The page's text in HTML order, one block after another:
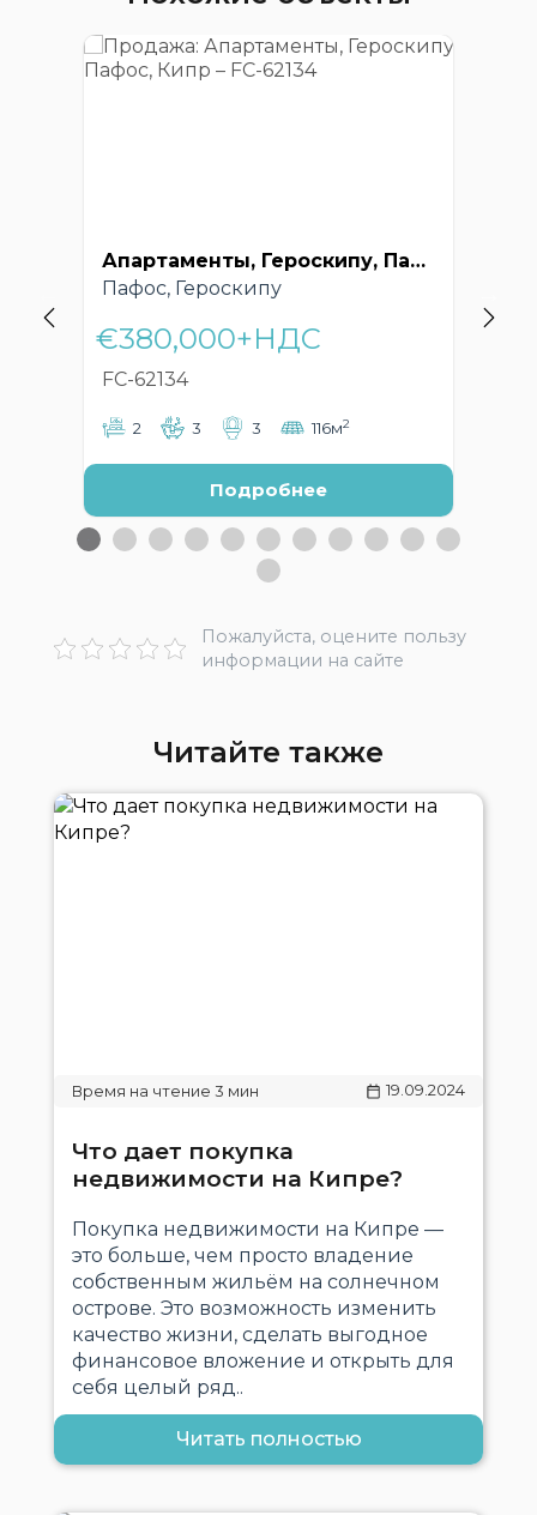
Апартаменты, Героскипу, Пафос, Кипр – FC-62134
Пафос, Героскипу
€380,000+НДС
FC-62134
2 3 3 116м2
Подробнее
Пожалуйста, оцените пользу
информации на сайте
Читайте также
19.09.2024
Что дает покупка
недвижимости на Кипре?
Покупка недвижимости на Кипре —
это больше, чем просто владение
собственным жильём на солнечном
острове. Это возможность изменить
качество жизни, сделать выгодное
финансовое вложение и открыть для
себя целый ряд..
Читать полностью